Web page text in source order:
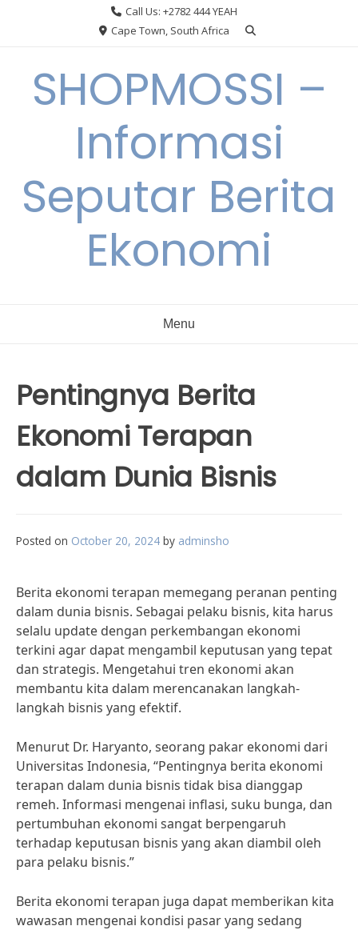
Call Us: +2782 444 YEAH
Cape Town, South Africa
SHOPMOSSI –
Informasi
Seputar Berita
Ekonomi
Menu
Pentingnya Berita
Ekonomi Terapan
dalam Dunia Bisnis
Posted on October 20, 2024 by adminsho
Berita ekonomi terapan memegang peranan penting
dalam dunia bisnis. Sebagai pelaku bisnis, kita harus
selalu update dengan perkembangan ekonomi
terkini agar dapat mengambil keputusan yang tepat
dan strategis. Mengetahui tren ekonomi akan
membantu kita dalam merencanakan langkah-
langkah bisnis yang efektif.
Menurut Dr. Haryanto, seorang pakar ekonomi dari
Universitas Indonesia, “Pentingnya berita ekonomi
terapan dalam dunia bisnis tidak bisa dianggap
remeh. Informasi mengenai inflasi, suku bunga, dan
pertumbuhan ekonomi sangat berpengaruh
terhadap keputusan bisnis yang akan diambil oleh
para pelaku bisnis.”
Berita ekonomi terapan juga dapat memberikan kita
wawasan mengenai kondisi pasar yang sedang